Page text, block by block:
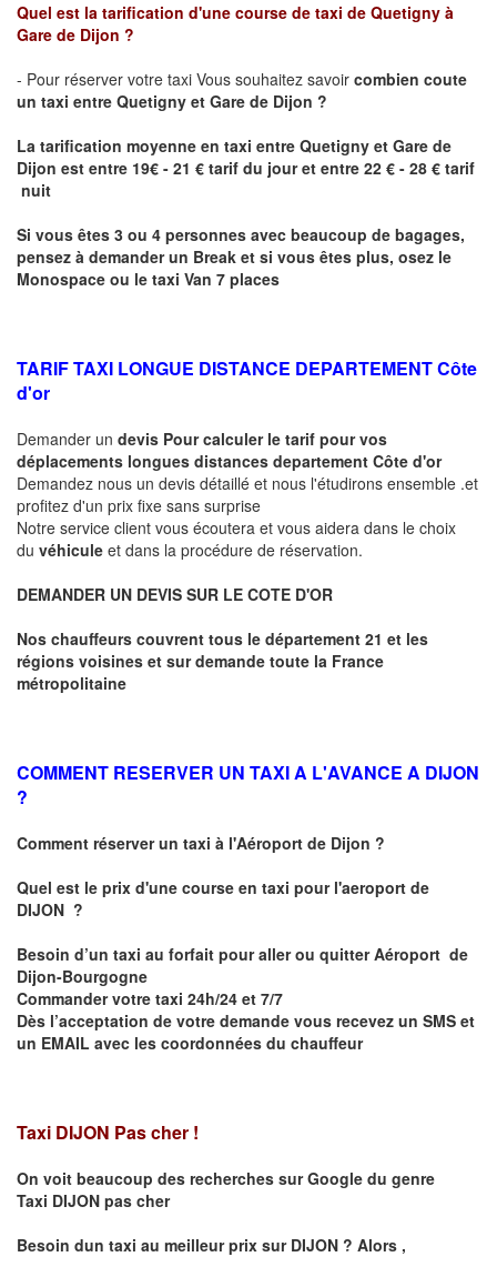
Quel est la tarification d'une course de taxi de Quetigny à
Gare de Dijon ?
- Pour réserver votre taxi Vous souhaitez savoir combien coute
un taxi entre Quetigny et Gare de Dijon ?
La tarification moyenne en taxi entre Quetigny et Gare de
Dijon est entre 19€ - 21 € tarif du jour et entre 22 € - 28 € tarif
nuit
Si vous êtes 3 ou 4 personnes avec beaucoup de bagages,
pensez à demander un Break et si vous êtes plus, osez le
Monospace ou le taxi Van 7 places
TARIF TAXI LONGUE DISTANCE DEPARTEMENT Côte
d'or
Demander un devis Pour calculer le tarif pour vos
déplacements longues distances departement Côte d'or
Demandez nous un devis détaillé et nous l'étudirons ensemble .et
profitez d'un prix fixe sans surprise
Notre service client vous écoutera et vous aidera dans le choix
du véhicule et dans la procédure de réservation.
DEMANDER UN DEVIS SUR LE COTE D'OR
Nos chauffeurs couvrent tous le département 21 et les
régions voisines et sur demande toute la France
métropolitaine
COMMENT RESERVER UN TAXI A L'AVANCE A DIJON
?
Comment réserver un taxi à l'Aéroport de Dijon ?
Quel est le prix d'une course en taxi pour l'aeroport de
DIJON ?
Besoin d’un taxi au forfait pour aller ou quitter Aéroport de
Dijon-Bourgogne
Commander votre taxi 24h/24 et 7/7
Dès l’acceptation de votre demande vous recevez un SMS et
un EMAIL avec les coordonnées du chauffeur
Taxi DIJON Pas cher !
On voit beaucoup des recherches sur Google du genre
Taxi DIJON pas cher
Besoin dun taxi au meilleur prix sur DIJON ? Alors ,